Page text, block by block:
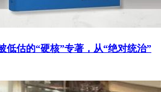
低估的“硬核”专著，从“绝对统治”